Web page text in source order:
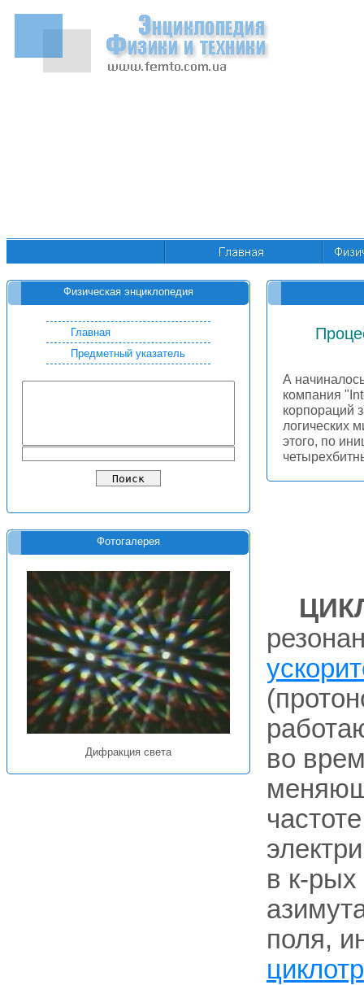
Физическая энциклопедия
Главная
Предметный указатель
Фотогалерея
Дифракция света
А
компания
корпораций
логических
этого, по
во
в к-рых
поля,